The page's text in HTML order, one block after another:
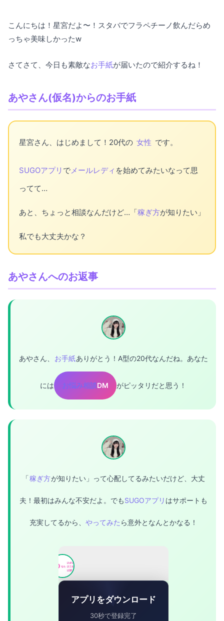
こんにちは！星宮だよ〜！スタバでフラペチーノ飲んだらめ
っちゃ美味しかったw
さてさて、今日も素敵なお手紙が届いたので紹介するね！
あやさん(仮名)からのお手紙
星宮さん、はじめまして！20代の 女性 です。
SUGOアプリ でメールレディ を始めてみたいなって思
ってて…
あと、ちょっと相談なんだけど…「稼ぎ方が知りたい」
私でも大丈夫かな？
あやさんへのお返事
あやさん、 お手紙ありがとう！A型の20代なんだね。あなた
には お悩み相談DM がピッタリだと思う！
「稼ぎ方が知りたい」って心配してるみたいだけど、大丈
夫！最初はみんな不安だよ。でもSUGOアプリ はサポートも
充実してるから、 やってみた ら意外となんとかなる！
アプリをダウンロード
30秒で登録完了